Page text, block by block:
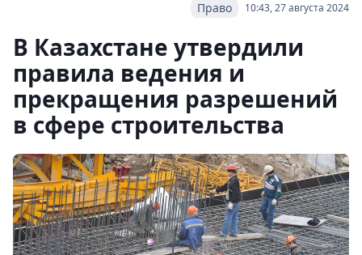
10:43, 27 августа 2024
Право
В Казахстане утвердили
правила ведения и
прекращения разрешений
в сфере строительства